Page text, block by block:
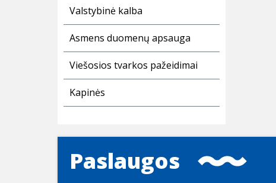
Valstybinė kalba
Asmens duomenų apsauga
Viešosios tvarkos pažeidimai
Kapinės
Paslaugos